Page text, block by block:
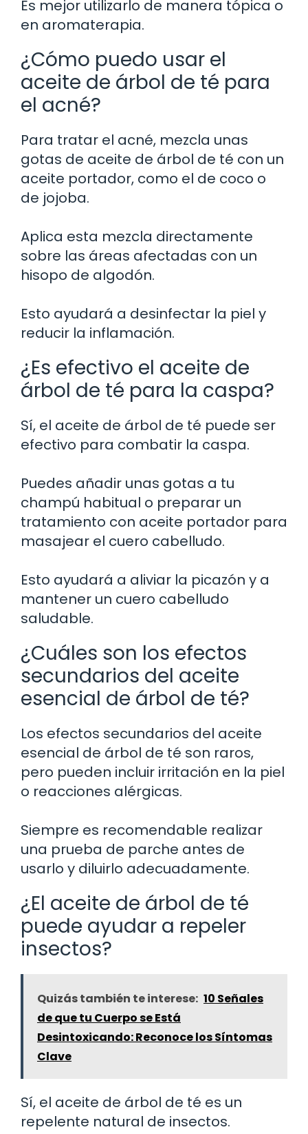
Es mejor utilizarlo de manera tópica o
en aromaterapia.
¿Cómo puedo usar el
aceite de árbol de té para
el acné?
Para tratar el acné, mezcla unas
gotas de aceite de árbol de té con un
aceite portador, como el de coco o
de jojoba.
Aplica esta mezcla directamente
sobre las áreas afectadas con un
hisopo de algodón.
Esto ayudará a desinfectar la piel y
reducir la inflamación.
¿Es efectivo el aceite de
árbol de té para la caspa?
Sí, el aceite de árbol de té puede ser
efectivo para combatir la caspa.
Puedes añadir unas gotas a tu
champú habitual o preparar un
tratamiento con aceite portador para
masajear el cuero cabelludo.
Esto ayudará a aliviar la picazón y a
mantener un cuero cabelludo
saludable.
¿Cuáles son los efectos
secundarios del aceite
esencial de árbol de té?
Los efectos secundarios del aceite
esencial de árbol de té son raros,
pero pueden incluir irritación en la piel
o reacciones alérgicas.
Siempre es recomendable realizar
una prueba de parche antes de
usarlo y diluirlo adecuadamente.
¿El aceite de árbol de té
puede ayudar a repeler
insectos?
Quizás también te interese: 10 Señales
de que tu Cuerpo se Está
Desintoxicando: Reconoce los Síntomas
Clave
Sí, el aceite de árbol de té es un
repelente natural de insectos.